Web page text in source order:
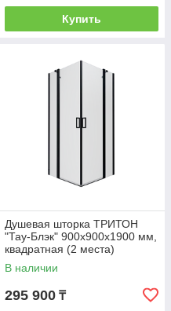
Купить
Душевая шторка ТРИТОН
"Тау-Блэк" 900х900х1900 мм,
квадратная (2 места)
В наличии
295 900 ₸